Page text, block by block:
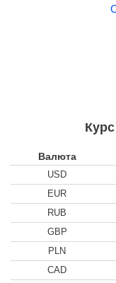
Валюта
USD
EUR
RUB
GBP
PLN
CAD